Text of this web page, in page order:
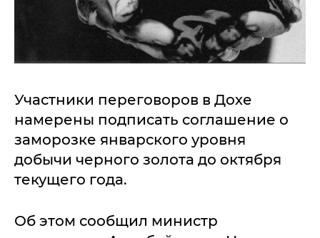
Участники переговоров в Дохе
намерены подписать соглашение о
заморозке январского уровня
добычи черного золота до октября
текущего года.
Об этом сообщил министр